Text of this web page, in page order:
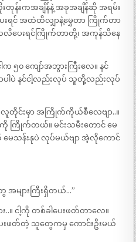
န်းကအချိန်နဲ့ အခုအချိန်ဆို အရမ်း
ရင် အထဲထိလျှာနဲ့မွှေတာ ကြိုက်တာ
လိပေးရင်ကြိုက်တာတို့၊ အကုန်သိနေ
၅၀ ကျော်အဘွားကြီးလေ။ နင်
ါပဲ နင်ငါ့လည်းလုပ် သူတို့လည်းလုပ်
လူတိုင်းမှာ အကြိုက်ကိုယ်စီလေဗျာ..။
ကြိုက်တယ်။ မင်းသမီးတောင် မေ
ေသန်းနုပဲ လုပ်မယ်ဗျာ အဲ့လိုကောင်
အများကြီးရှိတယ်…”
။ ငါ့ကို တစ်ခါပေးဖတ်တာလေ။
ပေးဖတ်တဲ့ သူတွေကမှ ကောင်းဦးမယ်